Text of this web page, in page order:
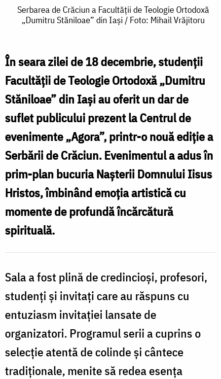
Serbarea
de
a
Facultății
de
Teologie
Ortodoxă
Stăniloae”
din
Iași
/
Foto:
Mihail
Serbarea de Crăciun a Facultății de Teologie Ortodoxă
„Dumitru Stăniloae” din Iași / Foto: Mihail Vrăjitoru
În seara zilei de 18 decembrie, studenții
Facultății de Teologie Ortodoxă „Dumitru
Stăniloae” din Iași au oferit un dar de
suflet publicului prezent la Centrul de
evenimente „Agora”, printr-o nouă ediție a
Serbării de Crăciun. Evenimentul a adus în
prim-plan bucuria Nașterii Domnului Iisus
Hristos, îmbinând emoția artistică cu
momente de profundă încărcătură
spirituală.
Sala a fost plină de credincioși, profesori,
studenți și invitați care au răspuns cu
entuziasm invitației lansate de
organizatori. Programul serii a cuprins o
selecție atentă de colinde și cântece
tradiționale, menite să redea esența